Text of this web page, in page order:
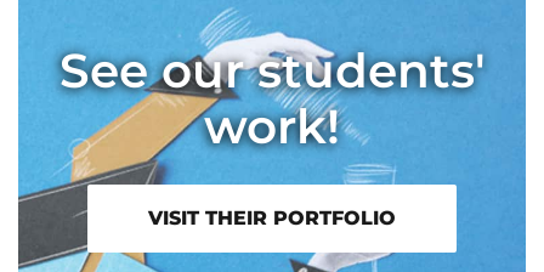
See our students'
work!
VISIT THEIR PORTFOLIO